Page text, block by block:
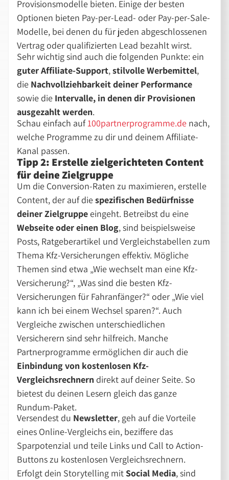
Provisionsmodelle bieten. Einige der besten
Optionen bieten Pay-per-Lead- oder Pay-per-Sale-
Modelle, bei denen du für jeden abgeschlossenen
Vertrag oder qualifizierten Lead bezahlt wirst.
Sehr wichtig sind auch die folgenden Punkte: ein
guter Affiliate-Support,stilvolle Werbemittel,
die Nachvollziehbarkeit deiner Performance
sowie die Intervalle, in denen dir Provisionen
ausgezahlt werden.
Schau einfach auf100partnerprogramme.de nach,
welche Programme zu dir und deinem Affiliate-
Kanal passen.
Tipp 2: Erstelle zielgerichteten Content
für deine Zielgruppe
Um die Conversion-Raten zu maximieren, erstelle
Content, der auf diespezifischen Bedürfnisse
deiner Zielgruppeeingeht. Betreibst du eine
Webseite oder einen Blog, sind beispielsweise
Posts, Ratgeberartikel und Vergleichstabellen zum
Thema Kfz-Versicherungen effektiv. Mögliche
Themen sind etwa Wie wechselt man eine Kfz-
Versicherung? , Was sind die besten Kfz-
Versicherungen für Fahranfänger? oder Wie viel
kann ich bei einem Wechsel sparen? . Auch
Vergleiche zwischen unterschiedlichen
Versicherern sind sehr hilfreich. Manche
Partnerprogramme ermöglichen dir auch die
Einbindung von kostenlosen Kfz-
Vergleichsrechnern direkt auf deiner Seite. So
bietest du deinen Lesern gleich das ganze
Rundum-Paket.
Versendest du Newsletter, geh auf die Vorteile
eines Online-Vergleichs ein, beziffere das
Sparpotenzial und teile Links und Call to Action-
Buttons zu kostenlosen Vergleichsrechnern.
Erfolgt dein Storytelling mitSocial Media, sind